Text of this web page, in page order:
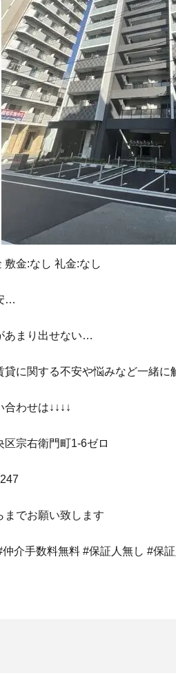
敷金:なし 礼金:なし
…
あまり出せない…
貸に関する不安や悩みなど一緒に
合わせは↓↓↓↓
区宗右衛門町1-6ゼロ
までお願い致します
仲介手数料無料 #保証人無し #保